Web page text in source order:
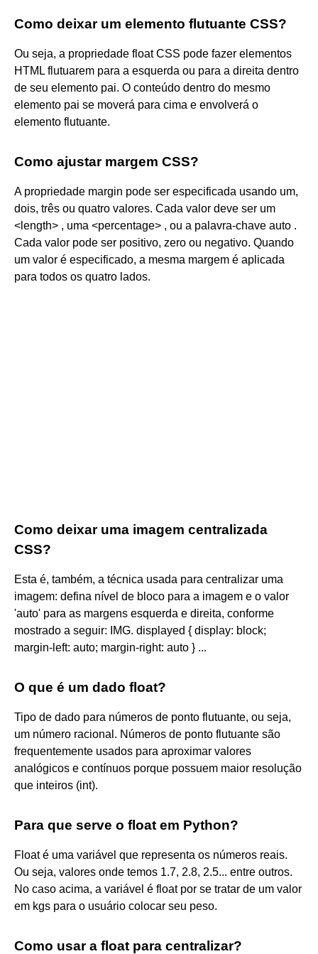
Como deixar um elemento flutuante CSS?
Ou seja, a propriedade float CSS pode fazer elementos
HTML flutuarem para a esquerda ou para a direita dentro
de seu elemento pai. O conteúdo dentro do mesmo
elemento pai se moverá para cima e envolverá o
elemento flutuante.
Como ajustar margem CSS?
A propriedade margin pode ser especificada usando um,
dois, três ou quatro valores. Cada valor deve ser um
<length> , uma <percentage> , ou a palavra-chave auto .
Cada valor pode ser positivo, zero ou negativo. Quando
um valor é especificado, a mesma margem é aplicada
para todos os quatro lados.
Como deixar uma imagem centralizada
CSS?
Esta é, também, a técnica usada para centralizar uma
imagem: defina nível de bloco para a imagem e o valor
'auto' para as margens esquerda e direita, conforme
mostrado a seguir: IMG. displayed { display: block;
margin-left: auto; margin-right: auto } ...
O que é um dado float?
Tipo de dado para números de ponto flutuante, ou seja,
um número racional. Números de ponto flutuante são
frequentemente usados para aproximar valores
analógicos e contínuos porque possuem maior resolução
que inteiros (int).
Para que serve o float em Python?
Float é uma variável que representa os números reais.
Ou seja, valores onde temos 1.7, 2.8, 2.5... entre outros.
No caso acima, a variável é float por se tratar de um valor
em kgs para o usuário colocar seu peso.
Como usar a float para centralizar?